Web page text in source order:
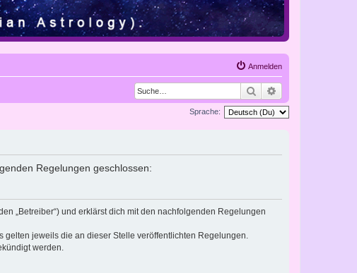
Anmelden
Suche
Sprache:
Regelungen geschlossen:
„Betreiber“) und erklärst dich mit den nachfolgenden Regelungen
gelten jeweils die an dieser Stelle veröffentlichten Regelungen.
werden.